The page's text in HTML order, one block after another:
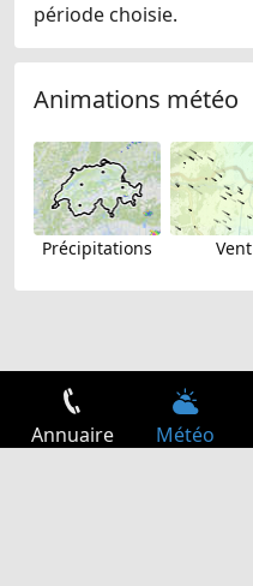
période choisie.
Animations météo
Précipitations Vent
Annuaire Météo